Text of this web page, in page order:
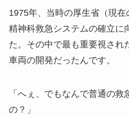
1975年、当時の厚生省（現在
精神科救急システムの確立に
た。その中で最も重要視され
車両の開発だったんです。
「へぇ、でもなんで普通の救
の？」